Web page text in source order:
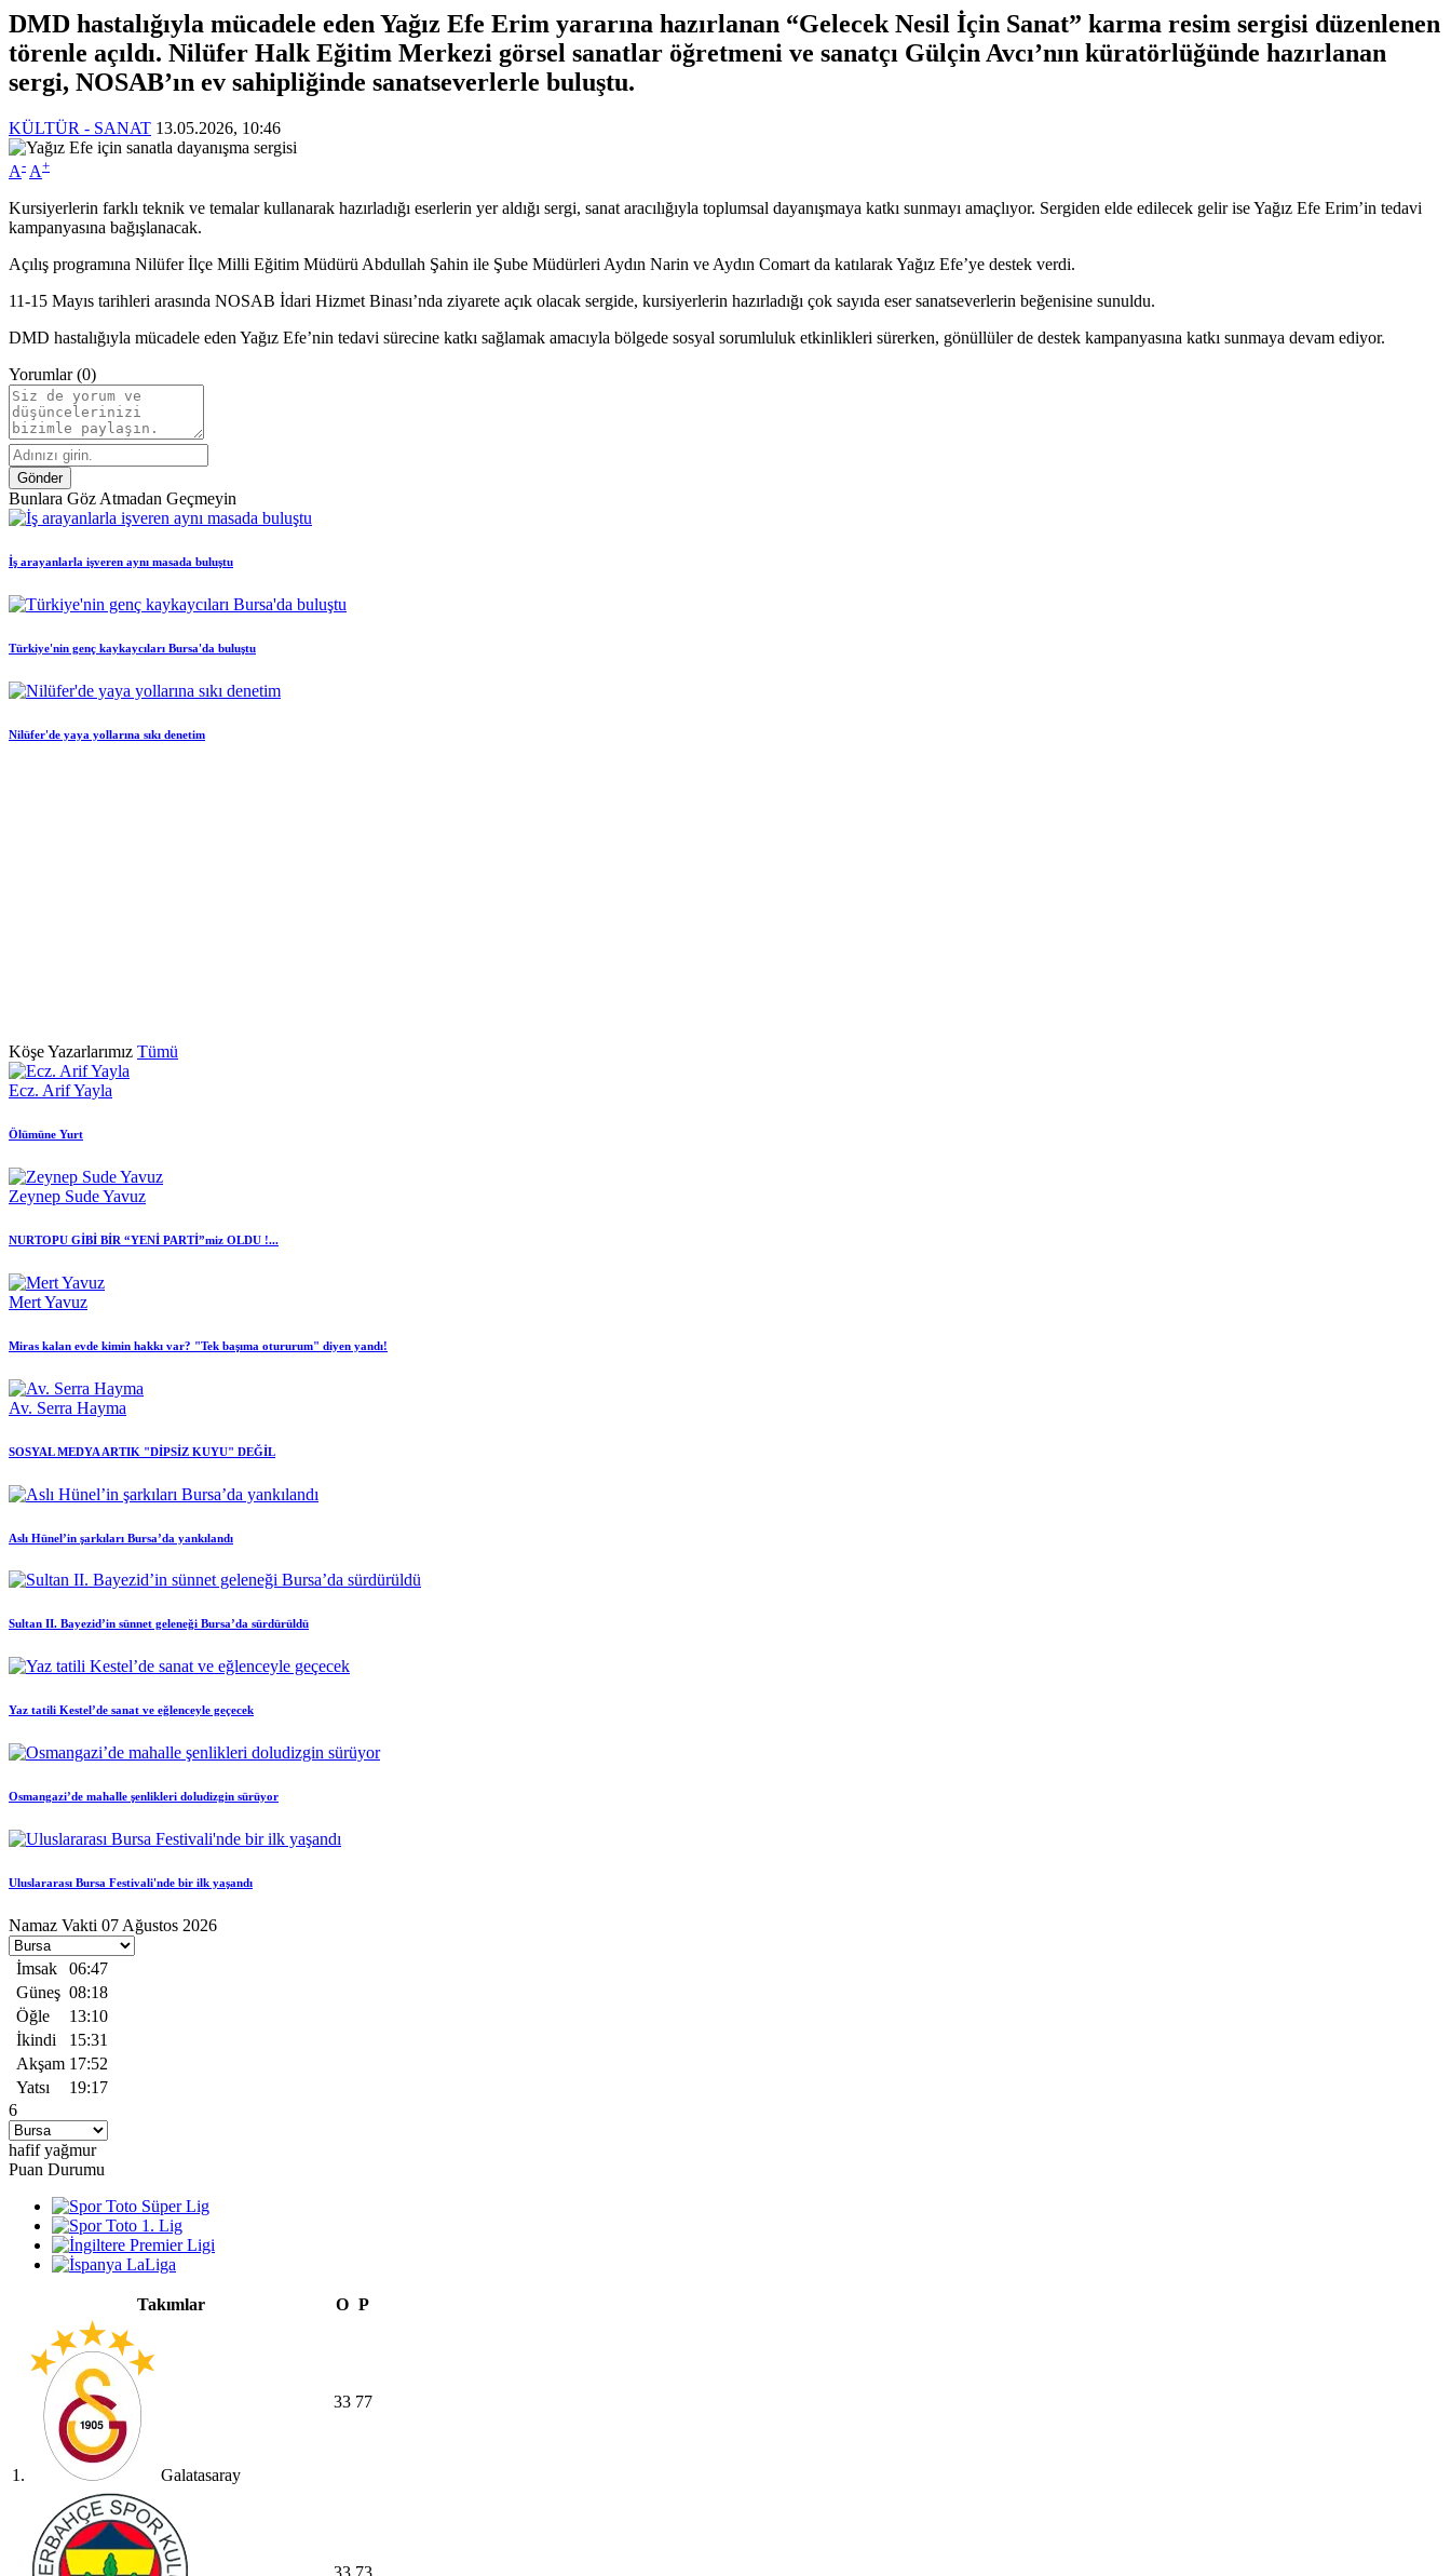
DMD hastalığıyla mücadele eden Yağız Efe Erim yararına hazırlanan “Gelecek Nesil İçin Sanat” karma resim sergisi düzenlenen
törenle açıldı. Nilüfer Halk Eğitim Merkezi görsel sanatlar öğretmeni ve sanatçı Gülçin Avcı’nın küratörlüğünde hazırlanan
sergi, NOSAB’ın ev sahipliğinde sanatseverlerle buluştu.
KÜLTÜR - SANAT 13.05.2026, 10:46
A- A+
Kursiyerlerin farklı teknik ve temalar kullanarak hazırladığı eserlerin yer aldığı sergi, sanat aracılığıyla toplumsal dayanışmaya katkı sunmayı amaçlıyor. Sergiden elde edilecek gelir ise Yağız Efe Erim’in tedavi
kampanyasına bağışlanacak.
Açılış programına Nilüfer İlçe Milli Eğitim Müdürü Abdullah Şahin ile Şube Müdürleri Aydın Narin ve Aydın Comart da katılarak Yağız Efe’ye destek verdi.
11-15 Mayıs tarihleri arasında NOSAB İdari Hizmet Binası’nda ziyarete açık olacak sergide, kursiyerlerin hazırladığı çok sayıda eser sanatseverlerin beğenisine sunuldu.
DMD hastalığıyla mücadele eden Yağız Efe’nin tedavi sürecine katkı sağlamak amacıyla bölgede sosyal sorumluluk etkinlikleri sürerken, gönüllüler de destek kampanyasına katkı sunmaya devam ediyor.
Yorumlar (0)
Gönder
Bunlara Göz Atmadan Geçmeyin
İş arayanlarla işveren aynı masada buluştu
Türkiye'nin genç kaykaycıları Bursa'da buluştu
Nilüfer'de yaya yollarına sıkı denetim
Köşe Yazarlarımız Tümü
Ecz. Arif Yayla
Ölümüne Yurt
Zeynep Sude Yavuz
NURTOPU GİBİ BİR “YENİ PARTİ”miz OLDU !...
Mert Yavuz
Miras kalan evde kimin hakkı var? "Tek başıma otururum" diyen yandı!
Av. Serra Hayma
SOSYAL MEDYA ARTIK "DİPSİZ KUYU" DEĞİL
Aslı Hünel’in şarkıları Bursa’da yankılandı
Sultan II. Bayezid’in sünnet geleneği Bursa’da sürdürüldü
Yaz tatili Kestel’de sanat ve eğlenceyle geçecek
Osmangazi’de mahalle şenlikleri doludizgin sürüyor
Uluslararası Bursa Festivali'nde bir ilk yaşandı
Namaz Vakti 07 Ağustos 2026
İmsak
06:47
Güneş 08:18
Öğle
13:10
İkindi
15:31
Akşam 17:52
Yatsı
19:17
6
hafif yağmur
Puan Durumu
Takımlar O P
1. Galatasaray
33 77